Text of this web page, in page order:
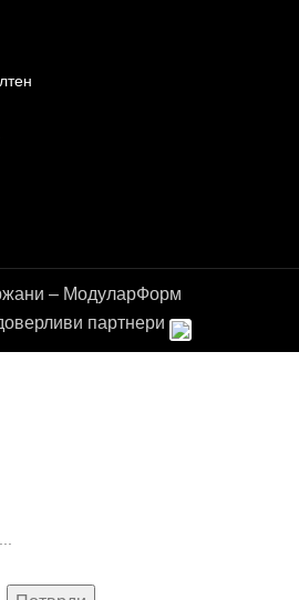
– МодуларФорм
партнери